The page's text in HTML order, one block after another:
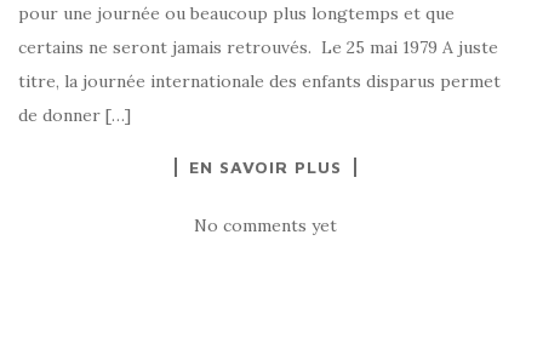
pour une journée ou beaucoup plus longtemps et que
certains ne seront jamais retrouvés. Le 25 mai 1979 A juste
titre, la journée internationale des enfants disparus permet
de donner […]
EN SAVOIR PLUS
No comments yet